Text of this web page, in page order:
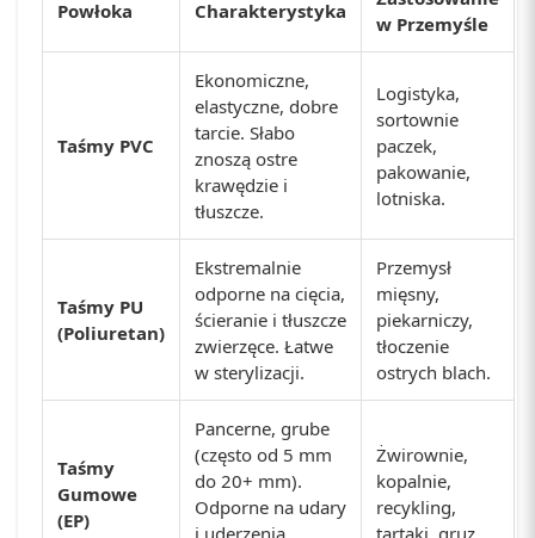
Powłoka
Charakterystyka
w Przemyśle
Taśmy PVC
Ekonomiczne,
elastyczne, dobre
tarcie. Słabo
znoszą ostre
krawędzie i
tłuszcze.
Logistyka,
sortownie
paczek,
pakowanie,
lotniska.
Taśmy PU
(Poliuretan)
Ekstremalnie
odporne na cięcia,
ścieranie i tłuszcze
zwierzęce. Łatwe
w sterylizacji.
Przemysł
mięsny,
piekarniczy,
tłoczenie
ostrych blach.
Taśmy
Gumowe
(EP)
Pancerne, grube
(często od 5 mm
do 20+ mm).
Odporne na udary
i uderzenia
Żwirownie,
kopalnie,
recykling,
tartaki, gruz.